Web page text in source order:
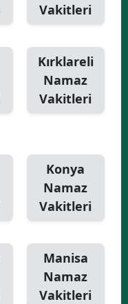
Vakitleri
Kırklareli
Namaz
Vakitleri
Konya
Namaz
Vakitleri
Manisa
Namaz
Vakitleri